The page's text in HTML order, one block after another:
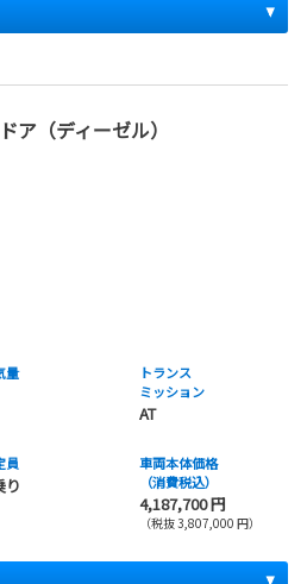
ア（ディーゼル）
量
トランス
ミッション
AT
員
り
車両本体価格
（消費税込）
4,187,700 円
（税抜 3,807,000 円）